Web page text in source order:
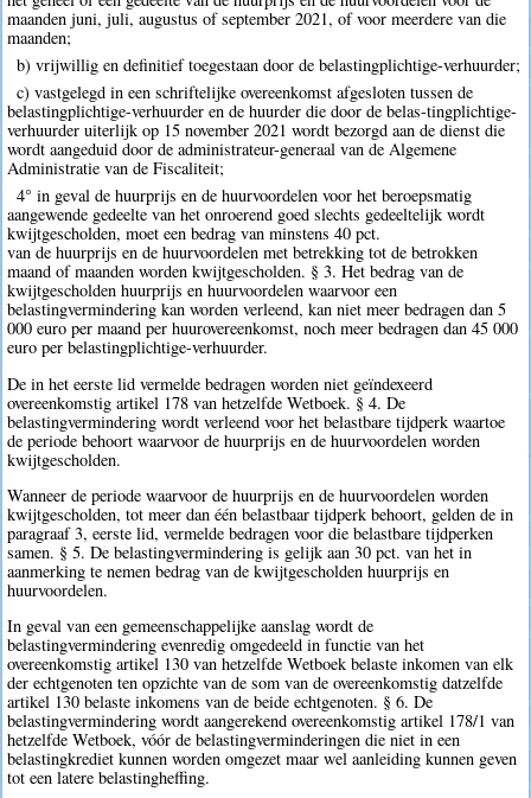
maanden juni, juli, augustus of september 2021, of voor meerdere van die
maanden;
b) vrijwillig en definitief toegestaan door de belastingplichtige-verhuurder;
c) vastgelegd in een schriftelijke overeenkomst afgesloten tussen de
belastingplichtige-verhuurder en de huurder die door de belas-tingplichtige-
verhuurder uiterlijk op 15 november 2021 wordt bezorgd aan de dienst die
wordt aangeduid door de administrateur-generaal van de Algemene
Administratie van de Fiscaliteit;
4° in geval de huurprijs en de huurvoordelen voor het beroepsmatig
aangewende gedeelte van het onroerend goed slechts gedeeltelijk wordt
kwijtgescholden, moet een bedrag van minstens 40 pct.
van de huurprijs en de huurvoordelen met betrekking tot de betrokken
maand of maanden worden kwijtgescholden. § 3. Het bedrag van de
kwijtgescholden huurprijs en huurvoordelen waarvoor een
belastingvermindering kan worden verleend, kan niet meer bedragen dan 5
000 euro per maand per huurovereenkomst, noch meer bedragen dan 45 000
euro per belastingplichtige-verhuurder.
De in het eerste lid vermelde bedragen worden niet geïndexeerd
overeenkomstig artikel 178 van hetzelfde Wetboek. § 4. De
belastingvermindering wordt verleend voor het belastbare tijdperk waartoe
de periode behoort waarvoor de huurprijs en de huurvoordelen worden
kwijtgescholden.
Wanneer de periode waarvoor de huurprijs en de huurvoordelen worden
kwijtgescholden, tot meer dan één belastbaar tijdperk behoort, gelden de in
paragraaf 3, eerste lid, vermelde bedragen voor die belastbare tijdperken
samen. § 5. De belastingvermindering is gelijk aan 30 pct. van het in
aanmerking te nemen bedrag van de kwijtgescholden huurprijs en
huurvoordelen.
In geval van een gemeenschappelijke aanslag wordt de
belastingvermindering evenredig omgedeeld in functie van het
overeenkomstig artikel 130 van hetzelfde Wetboek belaste inkomen van elk
der echtgenoten ten opzichte van de som van de overeenkomstig datzelfde
artikel 130 belaste inkomens van de beide echtgenoten. § 6. De
belastingvermindering wordt aangerekend overeenkomstig artikel 178/1 van
hetzelfde Wetboek, vóór de belastingverminderingen die niet in een
belastingkrediet kunnen worden omgezet maar wel aanleiding kunnen geven
tot een latere belastingheffing.